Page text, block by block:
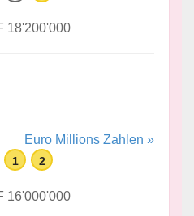
18'200'000
Euro Millions Zahlen »
1 2
16'000'000